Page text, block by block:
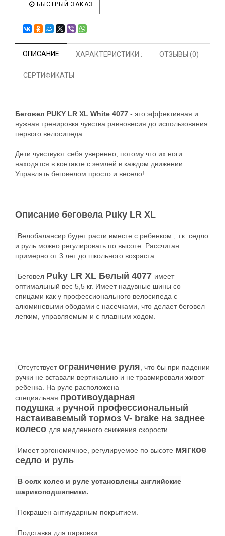
БЫСТРЫЙ ЗАКАЗ
ОПИСАНИЕ ХАРАКТЕРИСТИКИ : ОТЗЫВЫ (0)
СЕРТИФИКАТЫ
Беговел PUKY LR XL White 4077 - это эффективная и
нужная тренировка чувства равновесия до использования
первого велосипеда .
Дети чувствуют себя уверенно, потому что их ноги
находятся в контакте с землей в каждом движении.
Управлять беговелом просто и весело!
Описание беговела Puky LR XL
Велобалансир будет расти вместе с ребенком , т.к. седло
и руль можно регулировать по высоте. Рассчитан
примерно от 3 лет до школьного возраста.
Беговел Puky LR XL Белый 4077 имеет
оптимальный вес 5,5 кг. Имеет надувные шины со
спицами как у профессионального велосипеда с
алюминевыми ободами с насечками, что делает беговел
легким, управляемым и с плавным ходом.
Отсутствуетограничение руля , что бы при падении
ручки не вставали вертикально и не травмировали живот
ребенка. На руле расположена
специальная противоударная
подушка и ручной профессиональный
настаивавемый тормоз V- brake на заднее
колесо для медленного снижения скорости.
Имеет эргономичное, регулируемое по высоте мягкое
седло и руль
В осях колес и руле установлены английские
шарикоподшипники.
Покрашен антиударным покрытием.
Подставка для парковки.